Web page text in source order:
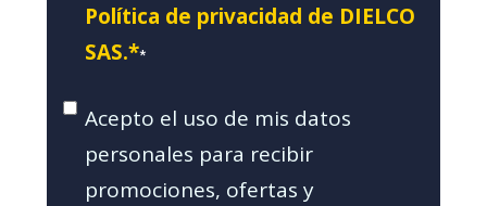
Política de privacidad de DIELCO
SAS.**
Acepto el uso de mis datos
personales para recibir
promociones, ofertas y